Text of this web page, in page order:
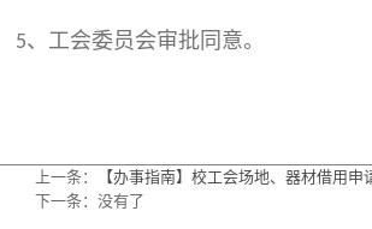
5、工会委员会审批同意。
上一条：
【办事指南】校工会场地、器材借用申
下一条：没有了